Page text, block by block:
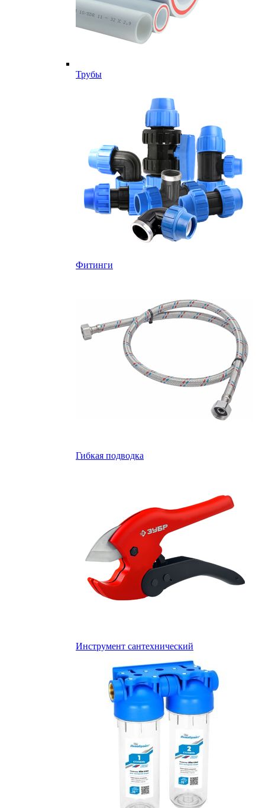
Трубы
Фитинги
Гибкая подводка
Инструмент сантехнический